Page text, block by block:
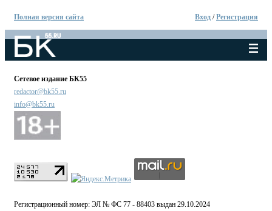
Полная версия сайта Вход /Регистрация
Сетевое издание БК55
redactor@bk55.ru
info@bk55.ru
Регистрационный номер: ЭЛ № ФС 77 - 88403 выдан 29.10.2024